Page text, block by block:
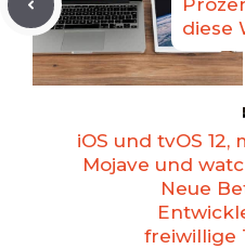
diese
iOS und tvOS 12,
Mojave und
Neue
freiwillige